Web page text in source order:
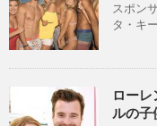
スポン
タ・キ
ロー
ルの子